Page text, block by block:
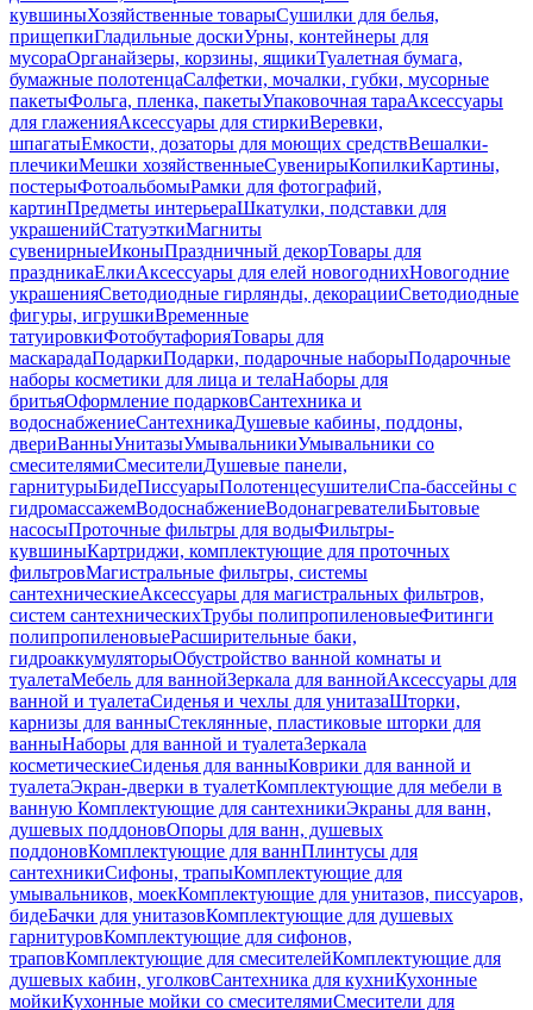
кувшиныХозяйственные товарыСушилки для белья,
прищепкиГладильные доскиУрны, контейнеры для
мусораОрганайзеры, корзины, ящикиТуалетная бумага,
бумажные полотенцаСалфетки, мочалки, губки, мусорные
пакетыФольга, пленка, пакетыУпаковочная тараАксессуары
для глаженияАксессуары для стиркиВеревки,
шпагатыЕмкости, дозаторы для моющих средствВешалки-
плечикиМешки хозяйственныеСувенирыКопилкиКартины,
постерыФотоальбомыРамки для фотографий,
картинПредметы интерьераШкатулки, подставки для
украшенийСтатуэткиМагниты
сувенирныеИконыПраздничный декорТовары для
праздникаЕлкиАксессуары для елей новогоднихНовогодние
украшенияСветодиодные гирлянды, декорацииСветодиодные
фигуры, игрушкиВременные
татуировкиФотобутафорияТовары для
маскарадаПодаркиПодарки, подарочные наборыПодарочные
наборы косметики для лица и телаНаборы для
бритьяОформление подарковСантехника и
водоснабжениеСантехникаДушевые кабины, поддоны,
двериВанныУнитазыУмывальникиУмывальники со
смесителямиСмесителиДушевые панели,
гарнитурыБидеПиссуарыПолотенцесушителиСпа-бассейны с
гидромассажемВодоснабжениеВодонагревателиБытовые
насосыПроточные фильтры для водыФильтры-
кувшиныКартриджи, комплектующие для проточных
фильтровМагистральные фильтры, системы
сантехническиеАксессуары для магистральных фильтров,
систем сантехническихТрубы полипропиленовыеФитинги
полипропиленовыеРасширительные баки,
гидроаккумуляторыОбустройство ванной комнаты и
туалетаМебель для ваннойЗеркала для ваннойАксессуары для
ванной и туалетаСиденья и чехлы для унитазаШторки,
карнизы для ванныСтеклянные, пластиковые шторки для
ванныНаборы для ванной и туалетаЗеркала
косметическиеСиденья для ванныКоврики для ванной и
туалетаЭкран-дверки в туалетКомплектующие для мебели в
ванную Комплектующие для сантехникиЭкраны для ванн,
душевых поддоновОпоры для ванн, душевых
поддоновКомплектующие для ваннПлинтусы для
сантехникиСифоны, трапыКомплектующие для
умывальников, моекКомплектующие для унитазов, писсуаров,
бидеБачки для унитазовКомплектующие для душевых
гарнитуровКомплектующие для сифонов,
траповКомплектующие для смесителейКомплектующие для
душевых кабин, уголковСантехника для кухниКухонные
мойкиКухонные мойки со смесителямиСмесители для